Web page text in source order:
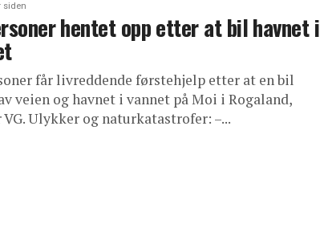
siden
hentet opp etter at bil havnet i
får livreddende førstehjelp etter at en bil
veien og havnet i vannet på Moi i Rogaland,
Ulykker og naturkatastrofer: –...